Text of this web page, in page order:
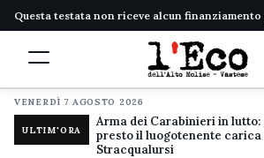
Questa testata non riceve alcun finanziamento
VENERDÌ 7 AGOSTO 2026
ULTIM'ORA
Arma dei Carabinieri in lutto:
presto il luogotenente carica
Stracqualursi